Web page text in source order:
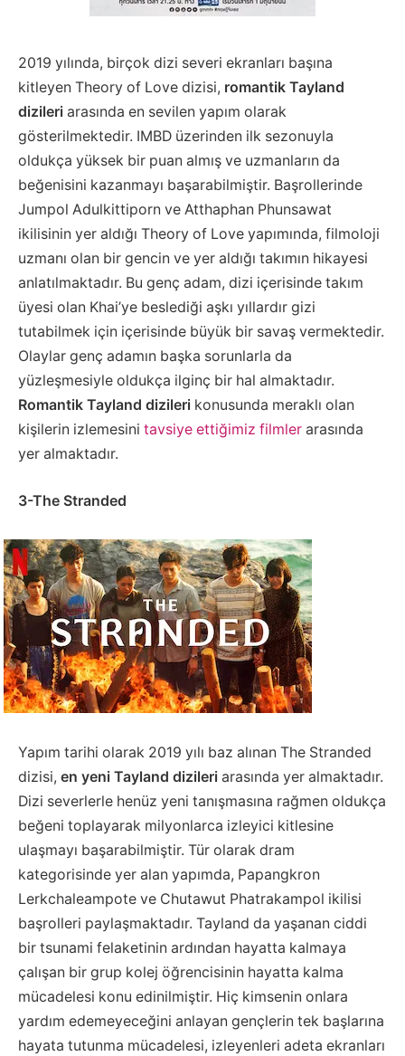
2019 yılında, birçok dizi severi ekranları başına
kitleyen Theory of Love dizisi, romantik Tayland
dizileri arasında en sevilen yapım olarak
gösterilmektedir. IMBD üzerinden ilk sezonuyla
oldukça yüksek bir puan almış ve uzmanların da
beğenisini kazanmayı başarabilmiştir. Başrollerinde
Jumpol Adulkittiporn ve Atthaphan Phunsawat
ikilisinin yer aldığı Theory of Love yapımında, filmoloji
uzmanı olan bir gencin ve yer aldığı takımın hikayesi
anlatılmaktadır. Bu genç adam, dizi içerisinde takım
üyesi olan Khai’ye beslediği aşkı yıllardır gizi
tutabilmek için içerisinde büyük bir savaş vermektedir.
Olaylar genç adamın başka sorunlarla da
yüzleşmesiyle oldukça ilginç bir hal almaktadır.
Romantik Tayland dizileri konusunda meraklı olan
kişilerin izlemesini tavsiye ettiğimiz filmler arasında
yer almaktadır.
3-The Stranded
Yapım tarihi olarak 2019 yılı baz alınan The Stranded
dizisi, en yeni Tayland dizileri arasında yer almaktadır.
Dizi severlerle henüz yeni tanışmasına rağmen oldukça
beğeni toplayarak milyonlarca izleyici kitlesine
ulaşmayı başarabilmiştir. Tür olarak dram
kategorisinde yer alan yapımda, Papangkron
Lerkchaleampote ve Chutawut Phatrakampol ikilisi
başrolleri paylaşmaktadır. Tayland da yaşanan ciddi
bir tsunami felaketinin ardından hayatta kalmaya
çalışan bir grup kolej öğrencisinin hayatta kalma
mücadelesi konu edinilmiştir. Hiç kimsenin onlara
yardım edemeyeceğini anlayan gençlerin tek başlarına
hayata tutunma mücadelesi, izleyenleri adeta ekranları